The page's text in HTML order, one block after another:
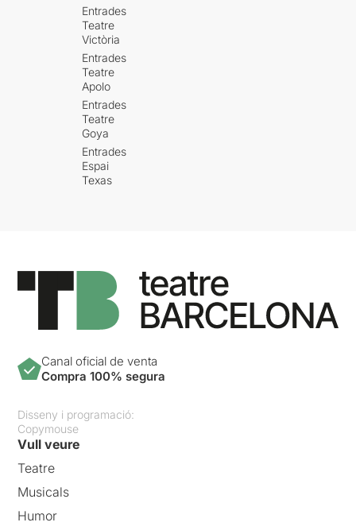
Entrades
Teatre
Victòria
Entrades
Teatre
Apolo
Entrades
Teatre
Goya
Entrades
Espai
Texas
Canal oficial de venta
Compra 100% segura
Disseny i programació:
Copymouse
Vull veure
Teatre
Musicals
Humor